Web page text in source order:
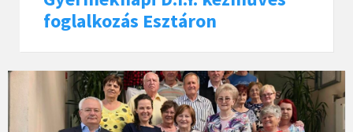
foglalkozás Esztáron